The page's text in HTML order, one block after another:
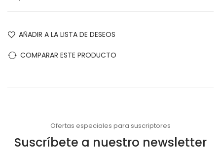
AÑADIR A LA LISTA DE DESEOS
COMPARAR ESTE PRODUCTO
Ofertas especiales para suscriptores
Suscríbete a nuestro newsletter